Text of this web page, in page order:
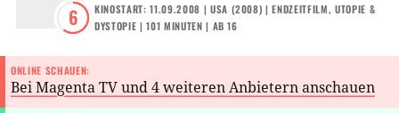
6 KINOSTART: 11.09.2008 | USA (2008) |ENDZEITFILM,UTOPIE &
DYSTOPIE | 101 MINUTEN | AB 16
ONLINE SCHAUEN:
Bei Magenta TV und 4 weiteren Anbietern anschauen